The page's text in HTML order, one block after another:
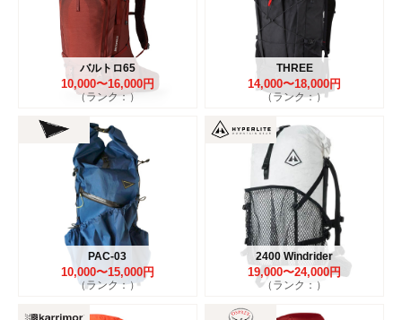
バルトロ65
10,000〜16,000円
（ランク：）
THREE
14,000〜18,000円
（ランク：）
PAC-03
10,000〜15,000円
（ランク：）
2400 Windrider
19,000〜24,000円
（ランク：）